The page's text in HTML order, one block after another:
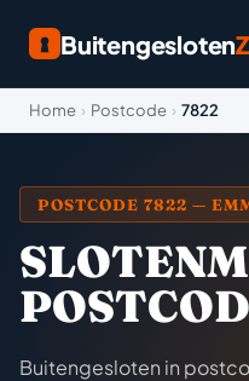
Buitengesloten
Home › Postcode › 7822
POSTCODE 7822 —
Buitengesloten in